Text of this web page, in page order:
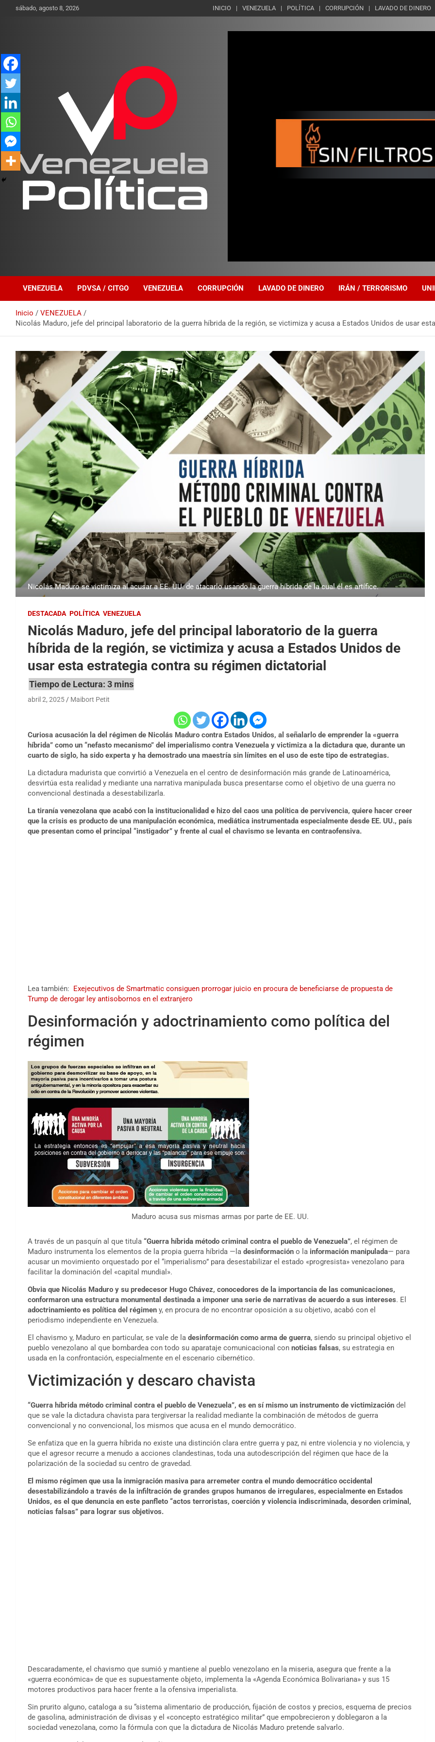
sábado, agosto 8, 2026 INICIO VENEZUELA POLÍTICA CORRUPCIÓN LAVADO DE DINERO
VENEZUELA PDVSA / CITGO VENEZUELA CORRUPCIÓN LAVADO DE DINERO IRÁN / TERRORISMO
Inicio
VENEZUELA
Nicolás Maduro, jefe del principal laboratorio de la guerra híbrida de la región, se victimiza y acusa a Estados Unidos de usar
Nicolás Maduro se victimiza al acusar a EE. UU. de atacarlo usando la guerra híbrida de la cual él es artífice.
DESTACADA POLÍTICA VENEZUELA
Nicolás Maduro, jefe del principal laboratorio de la guerra
híbrida de la región, se victimiza y acusa a Estados Unidos de
usar esta estrategia contra su régimen dictatorial
abril 2, 2025 Maibort Petit
Curiosa acusación la del régimen de Nicolás Maduro contra Estados Unidos, al señalarlo de emprender la «guerra
híbrida” como un “nefasto mecanismo” del imperialismo contra Venezuela y victimiza a la dictadura que, durante un
cuarto de siglo, ha sido experta y ha demostrado una maestría sin límites en el uso de este tipo de estrategias.
La dictadura madurista que convirtió a Venezuela en el centro de desinformación más grande de Latinoamérica,
desvirtúa esta realidad y mediante una narrativa manipulada busca presentarse como el objetivo de una guerra no
convencional destinada a desestabilizarla.
La tiranía venezolana que acabó con la institucionalidad e hizo del caos una política de pervivencia, quiere hacer creer
que la crisis es producto de una manipulación económica, mediática instrumentada especialmente desde EE. UU., país
que presentan como el principal “instigador” y frente al cual el chavismo se levanta en contraofensiva.
Lea también: Exejecutivos de Smartmatic consiguen prorrogar juicio en procura de beneficiarse de propuesta de
Trump de derogar ley antisobornos en el extranjero
Desinformación y adoctrinamiento como política del
régimen
Maduro acusa sus mismas armas por parte de EE. UU.
A través de un pasquín al que titula “Guerra híbrida método criminal contra el pueblo de Venezuela”, el régimen de
Maduro instrumenta los elementos de la propia guerra híbrida —la desinformación o la información manipulada— para
acusar un movimiento orquestado por el “imperialismo” para desestabilizar el estado «progresista» venezolano para
facilitar la dominación del «capital mundial».
Obvia que Nicolás Maduro y su predecesor Hugo Chávez, conocedores de la importancia de las comunicaciones,
conformaron una estructura monumental destinada a imponer una serie de narrativas de acuerdo a sus intereses. El
adoctrinamiento es política del régimen y, en procura de no encontrar oposición a su objetivo, acabó con el
periodismo independiente en Venezuela.
El chavismo y, Maduro en particular, se vale de la desinformación como arma de guerra, siendo su principal objetivo el
pueblo venezolano al que bombardea con todo su aparataje comunicacional con noticias falsas, su estrategia en
usada en la confrontación, especialmente en el escenario cibernético.
Victimización y descaro chavista
“Guerra híbrida método criminal contra el pueblo de Venezuela”, es en sí mismo un instrumento de victimización del
que se vale la dictadura chavista para tergiversar la realidad mediante la combinación de métodos de guerra
convencional y no convencional, los mismos que acusa en el mundo democrático.
Se enfatiza que en la guerra híbrida no existe una distinción clara entre guerra y paz, ni entre violencia y no violencia, y
que el agresor recurre a menudo a acciones clandestinas, toda una autodescripción del régimen que hace de la
polarización de la sociedad su centro de gravedad.
El mismo régimen que usa la inmigración masiva para arremeter contra el mundo democrático occidental
desestabilizándolo a través de la infiltración de grandes grupos humanos de irregulares, especialmente en Estados
Unidos, es el que denuncia en este panfleto “actos terroristas, coerción y violencia indiscriminada, desorden criminal,
noticias falsas” para lograr sus objetivos.
Descaradamente, el chavismo que sumió y mantiene al pueblo venezolano en la miseria, asegura que frente a la
«guerra económica» de que es supuestamente objeto, implementa la «Agenda Económica Bolivariana» y sus 15
motores productivos para hacer frente a la ofensiva imperialista.
Sin prurito alguno, cataloga a su “sistema alimentario de producción, fijación de costos y precios, esquema de precios
de gasolina, administración de divisas y el «concepto estratégico militar” que empobrecieron y doblegaron a la
sociedad venezolana, como la fórmula con que la dictadura de Nicolás Maduro pretende salvarlo.